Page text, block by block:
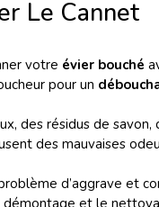
Le Cannet
votre évier bouché
pour un
des résidus de
des mauvaises
d’aggrave et
et le